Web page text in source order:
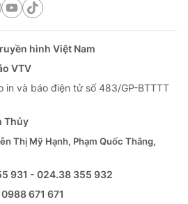
hình Việt Nam
VTV
in và báo điện tử số 483/GP-BTTTT
Thủy
Thị Mỹ Hạnh, Phạm Quốc Thắng,
931 - 024.38 355 932
0988 671 671